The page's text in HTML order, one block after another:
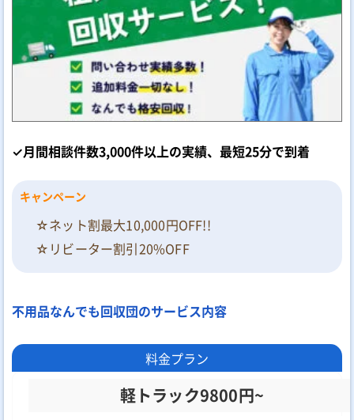
✓月間相談件数3,000件以上の実績、最短25分で到着
キャンペーン
☆ネット割最大10,000円OFF!!
☆リビーター割引20%OFF
不用品なんでも回収団のサービス内容
料金プラン
軽トラック9800円~